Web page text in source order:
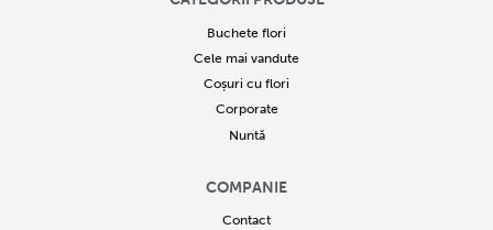
Buchete flori
Cele mai vandute
Coșuri cu flori
Corporate
Nuntă
COMPANIE
Contact